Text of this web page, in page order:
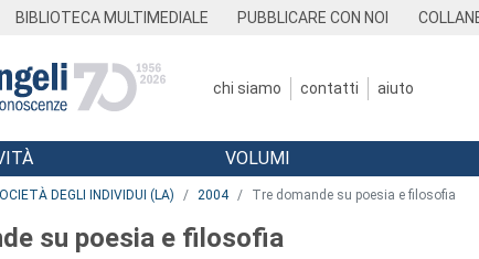
BIBLIOTECA MULTIMEDIALE PUBBLICARE CON NOI
chi siamo contatti aiuto
VOLUMI
DEGLI INDIVIDUI (LA) 2004 Tre domande su poesia e filosofia
su poesia e filosofia